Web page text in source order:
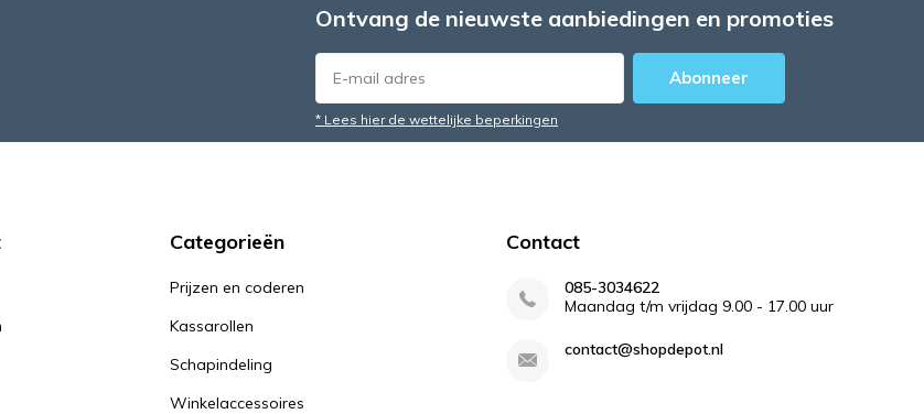
Ontvang de nieuwste aanbiedingen en promoties
Abonneer
* Lees hier de wettelijke beperkingen
Categorieën
Prijzen en coderen
Kassarollen
Schapindeling
Winkelaccessoires
Contact
085-3034622
Maandag t/m vrijdag 9.00 - 17.00 uur
contact@shopdepot.nl